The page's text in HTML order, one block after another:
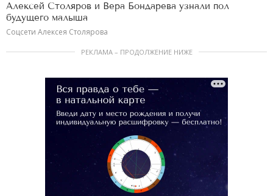
Алексей Столяров и Вера Бондарева узнали пол
будущего малыша
Соцсети Алексея Столярова
РЕКЛАМА – ПРОДОЛЖЕНИЕ НИЖЕ